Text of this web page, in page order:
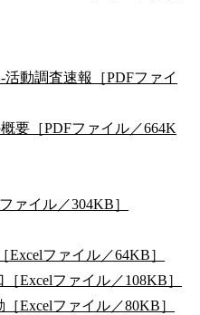
動調査速報［PDFファイ
要［PDFファイル／664K
ァイル／304KB］
ファイル／64KB］
Excelファイル／108KB］
Excelファイル／80KB］